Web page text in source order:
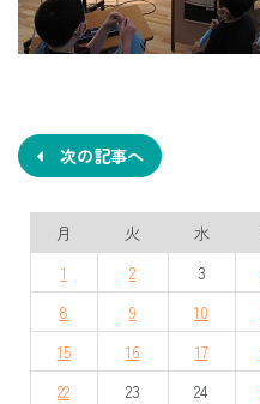
稿
ナ
ビ
ゲ
ー
シ
ョ
次の記事へ
月 火 水
1
2 3
8
9 10
15
16 17
22
23 24